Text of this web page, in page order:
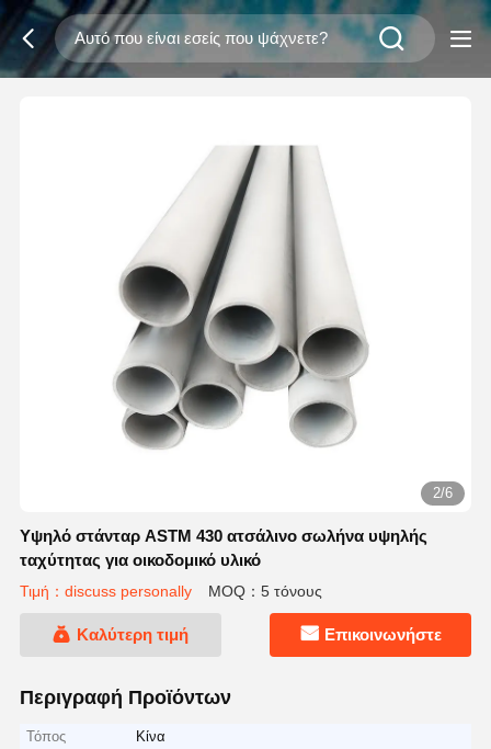
2/6
Υψηλό στάνταρ ASTM 430 ατσάλινο σωλήνα υψηλής
ταχύτητας για οικοδομικό υλικό
Τιμή：discuss personally MOQ：5 τόνους
Καλύτερη τιμή Επικοινωνήστε
Περιγραφή Προϊόντων
Τόπος
Κίνα